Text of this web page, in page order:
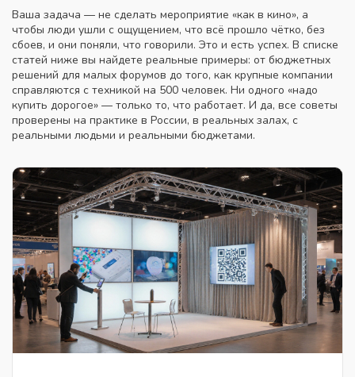
Ваша задача — не сделать мероприятие «как в кино», а
чтобы люди ушли с ощущением, что всё прошло чётко, без
сбоев, и они поняли, что говорили. Это и есть успех. В списке
статей ниже вы найдете реальные примеры: от бюджетных
решений для малых форумов до того, как крупные компании
справляются с техникой на 500 человек. Ни одного «надо
купить дорогое» — только то, что работает. И да, все советы
проверены на практике в России, в реальных залах, с
реальными людьми и реальными бюджетами.